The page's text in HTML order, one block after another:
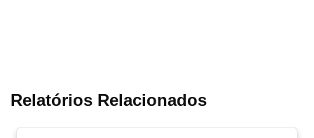
Relatórios Relacionados